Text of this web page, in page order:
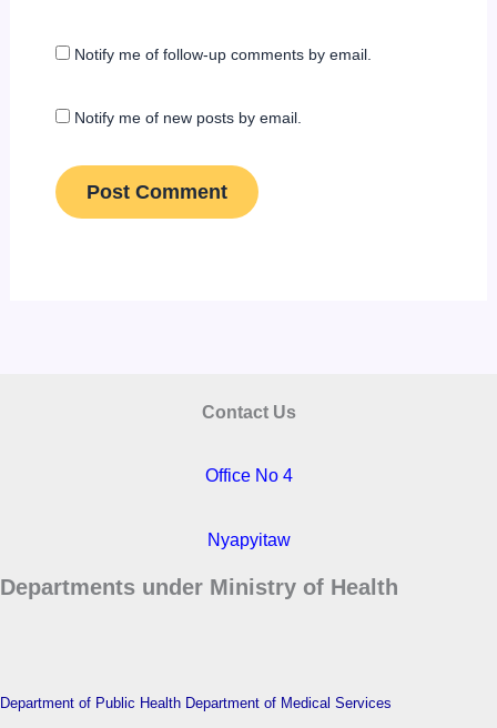
Notify me of follow-up comments by email.
Notify me of new posts by email.
Contact Us
Office No 4
Nyapyitaw
Departments under Ministry of Health
Department of Public Health Department of Medical Services